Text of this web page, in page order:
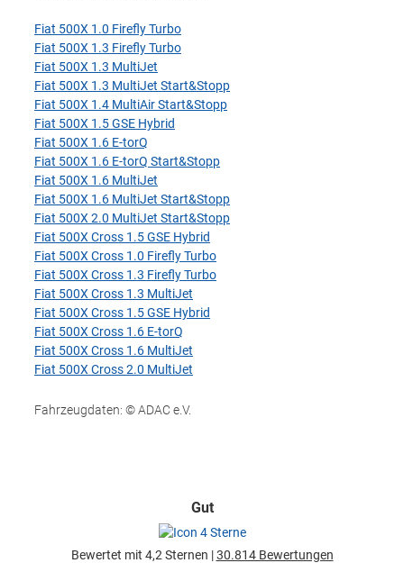
Fiat 500X 1.0 Firefly Turbo
Fiat 500X 1.3 Firefly Turbo
Fiat 500X 1.3 MultiJet
Fiat 500X 1.3 MultiJet Start&Stopp
Fiat 500X 1.4 MultiAir Start&Stopp
Fiat 500X 1.5 GSE Hybrid
Fiat 500X 1.6 E-torQ
Fiat 500X 1.6 E-torQ Start&Stopp
Fiat 500X 1.6 MultiJet
Fiat 500X 1.6 MultiJet Start&Stopp
Fiat 500X 2.0 MultiJet Start&Stopp
Fiat 500X Cross 1.5 GSE Hybrid
Fiat 500X Cross 1.0 Firefly Turbo
Fiat 500X Cross 1.3 Firefly Turbo
Fiat 500X Cross 1.3 MultiJet
Fiat 500X Cross 1.5 GSE Hybrid
Fiat 500X Cross 1.6 E-torQ
Fiat 500X Cross 1.6 MultiJet
Fiat 500X Cross 2.0 MultiJet
Fahrzeugdaten: © ADAC e.V.
Gut
Bewertet mit 4,2 Sternen |30.814 Bewertungen